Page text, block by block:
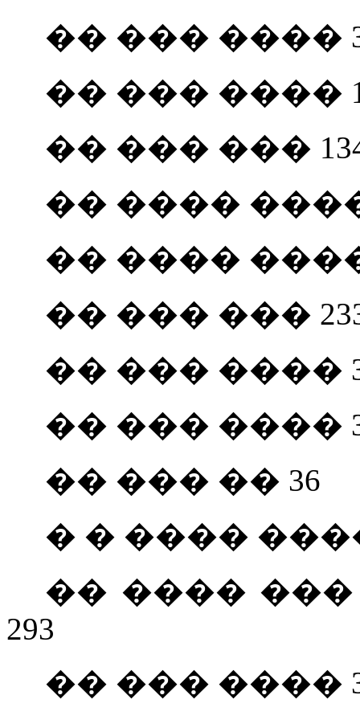
�� ��� ����
�� ��� ���� 154,
�� ��� ���
�� ���� ����
�� ���� ����
�� ��� ���
�� ��� ����
�� ��� ����
�� ��� �� 36
� � ����
�� ���� ���
293
�� ��� ����